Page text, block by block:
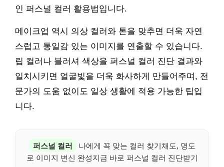
인 퍼스널 컬러 활용법입니다.
메이크업 역시 의상 컬러와 톤을 맞추면 더욱 자연
스럽고 통일감 있는 이미지를 연출할 수 있습니다.
립 컬러나 블러셔 색상을 퍼스널 컬러 진단 결과와
일치시키면 얼굴빛을 더욱 화사하게 만들어주며, 전
문가의 도움 없이도 일상 생활에 적용 가능한 팁입
니다.
퍼스널 컬러
나에게 꼭 맞는 컬러 찾기채도, 명도
로 이미지 변신 완성지금 바로 퍼스널 컬러 진단받기